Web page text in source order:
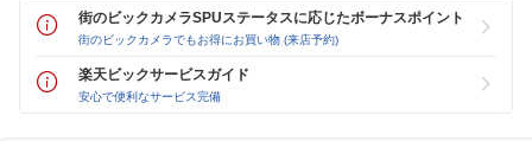
街のビックカメラSPUステータスに応じたボーナスポイント
街のビックカメラでもお得にお買い物 (来店予約)
楽天ビックサービスガイド
安心で便利なサービス完備